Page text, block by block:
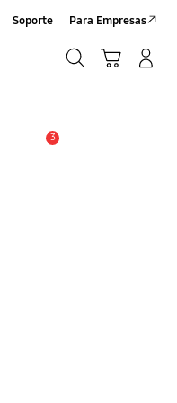
Soporte Para Empresas
3